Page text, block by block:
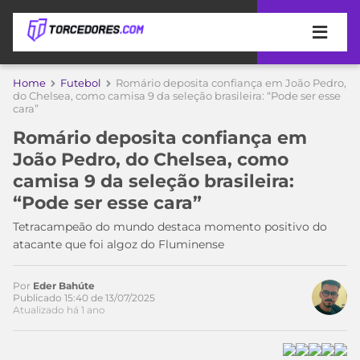
APOSTAS
DE
APOSTA
MELHORES
SITES
DE
APOSTAS
2026
CÓDIGO
COPA
DO
MUNDO
TIMES
MEU
TIME
CAMPEONATOS
Home Futebol
Romário deposita confiança em João Pedro,
do Chelsea, como camisa 9 da seleção brasileira: “Pode ser esse
cara”
Romário deposita confiança em
João Pedro, do Chelsea, como
camisa 9 da seleção brasileira:
“Pode ser esse cara”
Tetracampeão do mundo destaca momento positivo do
atacante que foi algoz do Fluminense
Por Eder Bahúte
Publicado 15:40 de 13/07/2025
Atualizado há 1 ano